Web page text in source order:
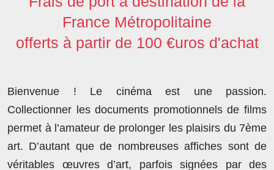
France Métropolitaine
offerts à partir de 100 €uros d'achat
Bienvenue ! Le cinéma est une passion.
Collectionner les documents promotionnels de films
permet à l’amateur de prolonger les plaisirs du 7ème
art. D’autant que de nombreuses affiches sont de
véritables œuvres d’art, parfois signées par des